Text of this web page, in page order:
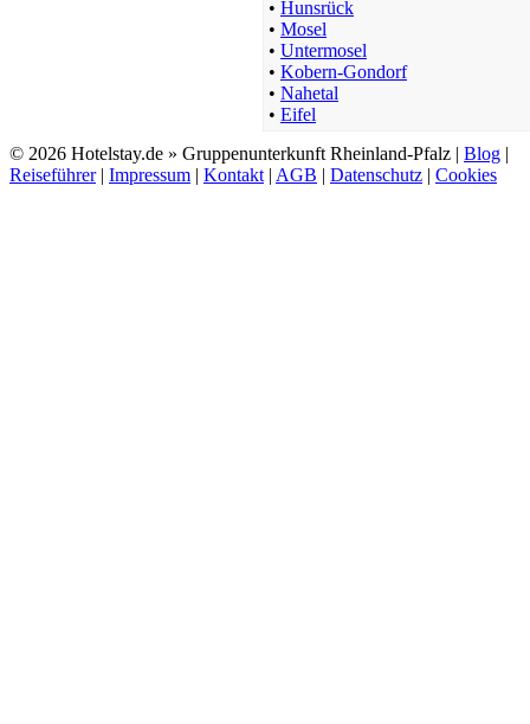
• Hunsrück
• Mosel
• Untermosel
• Kobern-Gondorf
• Nahetal
• Eifel
© 2026 Hotelstay.de » Gruppenunterkunft Rheinland-Pfalz | Blog |
Reiseführer| Impressum | Kontakt | AGB | Datenschutz | Cookies